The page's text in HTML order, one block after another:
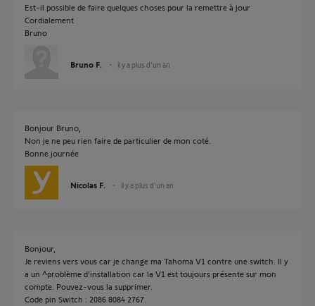
Est-il possible de faire quelques choses pour la remettre à jour
Cordialement
Bruno
Bruno F. il y a plus d'un an
Bonjour Bruno,
Non je ne peu rien faire de particulier de mon coté.
Bonne journée
Nicolas F. il y a plus d'un an
Bonjour,
Je reviens vers vous car je change ma Tahoma V1 contre une switch. Il y
a un ^problème d'installation car la V1 est toujours présente sur mon
compte. Pouvez-vous la supprimer.
Code pin Switch : 2086 8084 2767.